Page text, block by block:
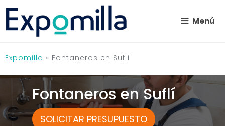
Saltar
contenido
Menú
Expomilla » Fontaneros en Suflí
Fontaneros en Suflí
SOLICITAR PRESUPUESTO